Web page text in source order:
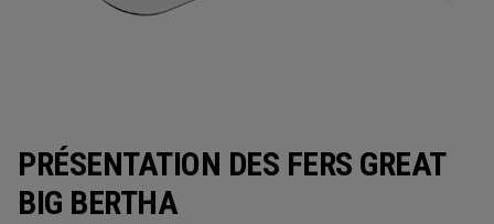
PRÉSENTATION DES FERS GREAT
BIG BERTHA